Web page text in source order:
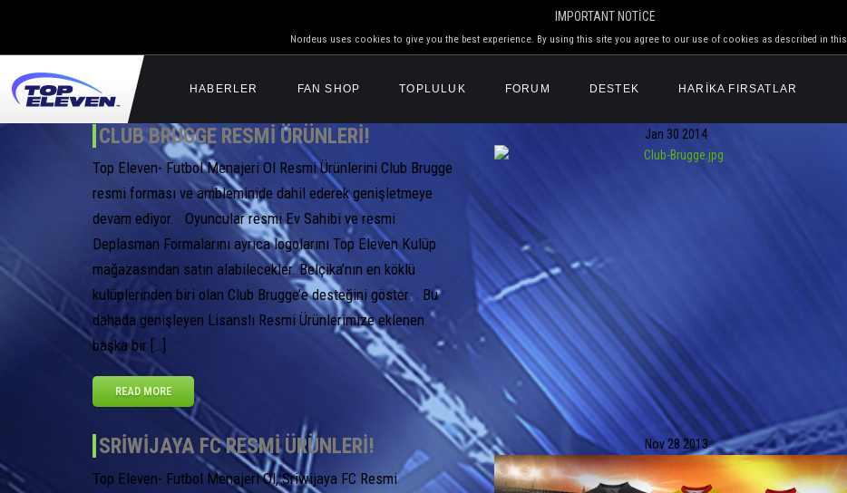
IMPORTANT NOTICE
Nordeus uses cookies to give you the best experience. By using this site you agree to our use of cookies as described in this
HABERLER FAN SHOP TOPLULUK FORUM DESTEK HARİKA FIRSATLAR
CLUB BRUGGE RESMI ÜRÜNLERI!
Top Eleven- Futbol Menajeri Ol Resmi Ürünlerini Club Brugge
resmi forması ve ambleminide dahil ederek genişletmeye
devam ediyor. Oyuncular resmi Ev Sahibi ve resmi
Deplasman Formalarını ayrıca logolarını Top Eleven Kulüp
mağazasından satın alabilecekler. Belçika’nın en köklü
kulüplerinden biri olan Club Brugge’e desteğini göster. Bu
dahada genişleyen Lisanslı Resmi Ürünlerimize eklenen
başka bir […]
READ MORE
Jan 30 2014
SRIWIJAYA FC RESMI ÜRÜNLERI!
Top Eleven- Futbol Menajeri Ol, Sriwijaya FC Resmi
Nov 28 2013